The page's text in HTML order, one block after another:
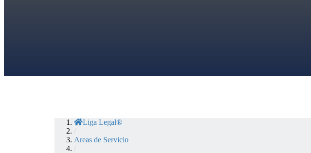
Liga Legal®
/
Areas de Servicio
/